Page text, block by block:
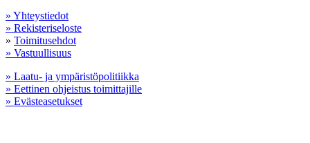
» Yhteystiedot
» Rekisteriseloste
» Toimitusehdot
» Vastuullisuus
» Laatu- ja ympäristöpolitiikka
» Eettinen ohjeistus toimittajille
» Evästeasetukset